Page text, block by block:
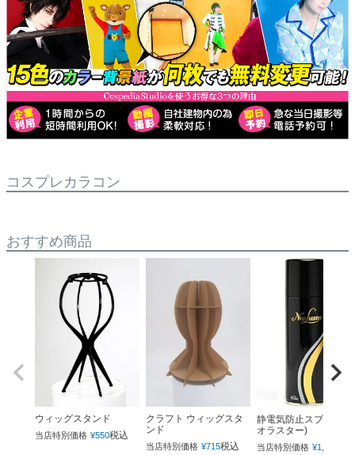
コスプレカラコン
おすすめ商品
ウィッグスタンド
当店特別価格 ¥550税込
クラフト ウィッグスタ
ンド
当店特別価格 ¥715税込
静電気防止スプレー(ネ
オラスター)
当店特別価格 ¥1,760